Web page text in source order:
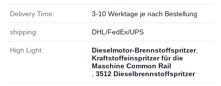
Delivery Time: 3-10 Werktage je nach Bestellung
shipping: DHL/FedEx/UPS
High Light: Dieselmotor-Brennstoffspritzer,
Kraftstoffeinspritzer für die
Maschine Common Rail
3512 Dieselbrennstoffspritzer